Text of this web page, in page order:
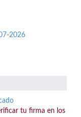
2026
tu firma en los